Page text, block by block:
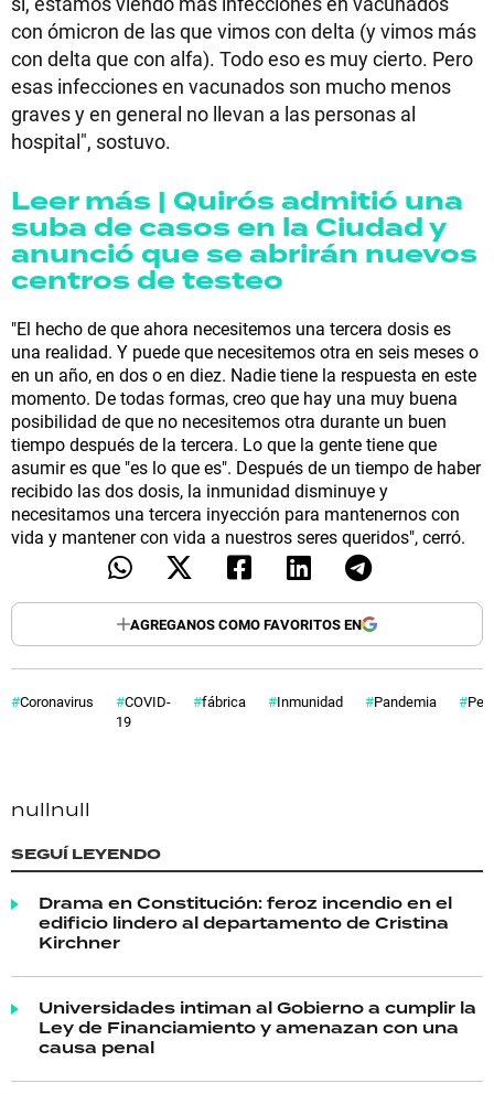
con ómicron de las que vimos con delta (y vimos más
con delta que con alfa). Todo eso es muy cierto. Pero
esas infecciones en vacunados son mucho menos
graves y en general no llevan a las personas al
hospital", sostuvo.
Leer más | Quirós admitió una
suba de casos en la Ciudad y
anunció que se abrirán nuevos
centros de testeo
"El hecho de que ahora necesitemos una tercera dosis es
una realidad. Y puede que necesitemos otra en seis meses o
en un año, en dos o en diez. Nadie tiene la respuesta en este
momento. De todas formas, creo que hay una muy buena
posibilidad de que no necesitemos otra durante un buen
tiempo después de la tercera. Lo que la gente tiene que
asumir es que "es lo que es". Después de un tiempo de haber
recibido las dos dosis, la inmunidad disminuye y
necesitamos una tercera inyección para mantenernos con
vida y mantener con vida a nuestros seres queridos", cerró.
AGREGANOS COMO FAVORITOS EN
Coronavirus
COVID-
19
fábrica Inmunidad Pandemia
nullnull
SEGUÍ LEYENDO
Drama en Constitución: feroz incendio en el
edificio lindero al departamento de Cristina
Kirchner
Universidades intiman al Gobierno a cumplir la
Ley de Financiamiento y amenazan con una
causa penal